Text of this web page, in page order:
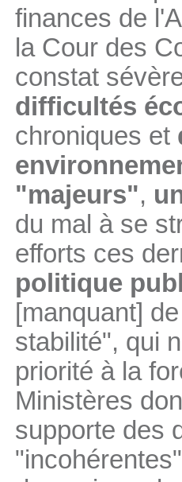
finances de
la Cour des
constat
difficultés
chroniques et
"majeurs",
du mal à se
efforts ces
politique
[manquant]
stabilité", qui
priorité à la
Ministères
supporte des